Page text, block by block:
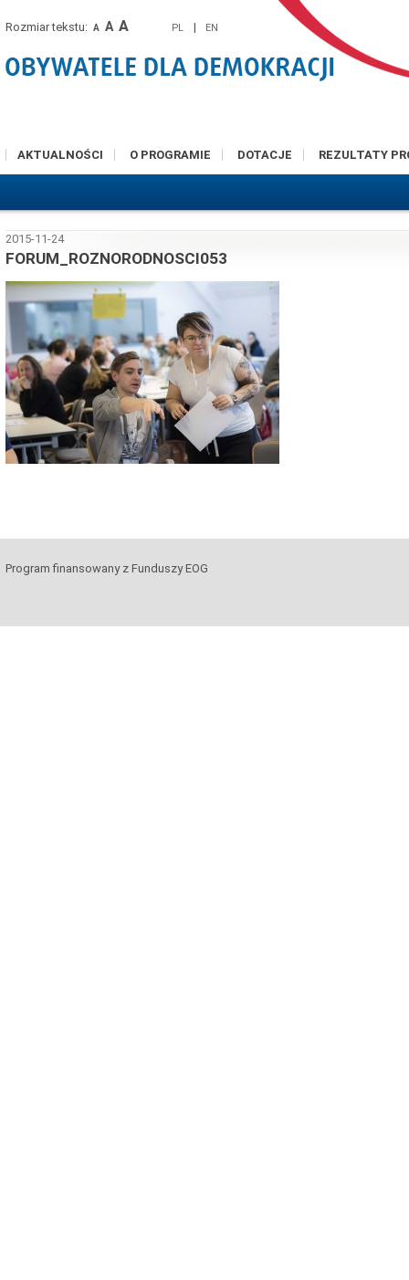
Rozmiar tekstu: A A A PL | EN
AKTUALNOŚCI O PROGRAMIE DOTACJE REZULTATY
2015-11-24
FORUM_ROZNORODNOSCI053
Program finansowany z Funduszy EOG